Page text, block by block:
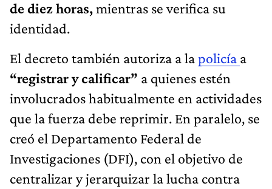
de diez horas,mientras se verifica su
identidad.
El decreto también autoriza a lapolicía a
“registrar y calificar” a quienes estén
involucrados habitualmente en actividades
que la fuerza debe reprimir. En paralelo, se
creó el Departamento Federal de
Investigaciones (DFI), con el objetivo de
centralizar y jerarquizar la lucha contra